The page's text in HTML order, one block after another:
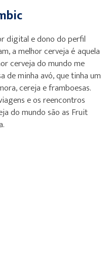
digital e dono do perfil
a melhor cerveja é aquela
cerveja do mundo me
de minha avó, que tinha um
cereja e framboesas.
e os reencontros
do mundo são as Fruit